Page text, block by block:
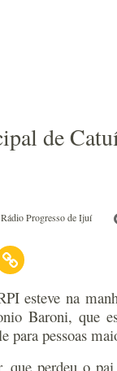
de
Rádio Progresso de Ijuí
esteve na
Baroni, que
pessoas
que perdeu o